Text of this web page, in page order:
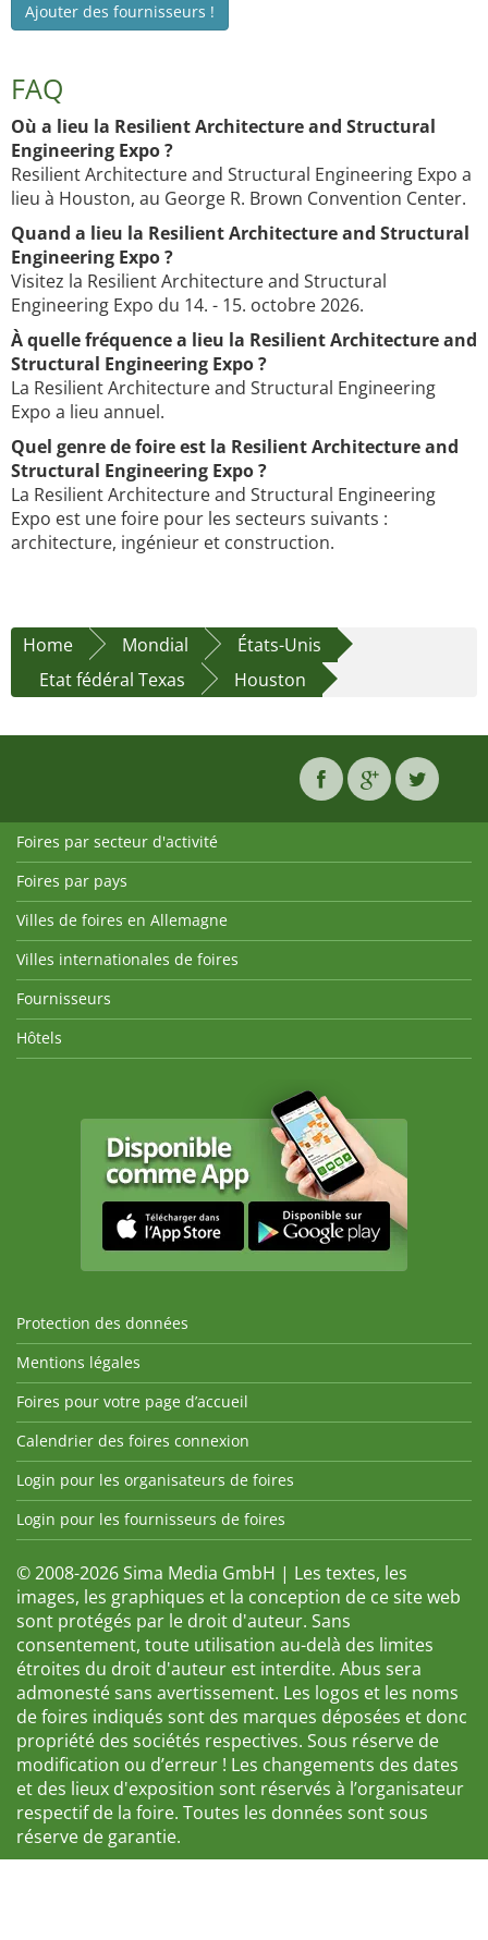
Ajouter des fournisseurs !
FAQ
Où a lieu la Resilient Architecture and Structural
Engineering Expo ?
Resilient Architecture and Structural Engineering Expo a
lieu à Houston, au George R. Brown Convention Center.
Quand a lieu la Resilient Architecture and Structural
Engineering Expo ?
Visitez la Resilient Architecture and Structural
Engineering Expo du 14. - 15. octobre 2026.
À quelle fréquence a lieu la Resilient Architecture and
Structural Engineering Expo ?
La Resilient Architecture and Structural Engineering
Expo a lieu annuel.
Quel genre de foire est la Resilient Architecture and
Structural Engineering Expo ?
La Resilient Architecture and Structural Engineering
Expo est une foire pour les secteurs suivants :
architecture, ingénieur et construction.
Home Mondial
États-Unis
Etat fédéral Texas
Houston
Foires par secteur d'activité
Foires par pays
Villes de foires en Allemagne
Villes internationales de foires
Fournisseurs
Hôtels
Protection des données
Mentions légales
Foires pour votre page d’accueil
Calendrier des foires connexion
Login pour les organisateurs de foires
Login pour les fournisseurs de foires
© 2008-2026 Sima Media GmbH | Les textes, les
images, les graphiques et la conception de ce site web
sont protégés par le droit d'auteur. Sans
consentement, toute utilisation au-delà des limites
étroites du droit d'auteur est interdite. Abus sera
admonesté sans avertissement. Les logos et les noms
de foires indiqués sont des marques déposées et donc
propriété des sociétés respectives. Sous réserve de
modification ou d’erreur ! Les changements des dates
et des lieux d'exposition sont réservés à l’organisateur
respectif de la foire. Toutes les données sont sous
réserve de garantie.